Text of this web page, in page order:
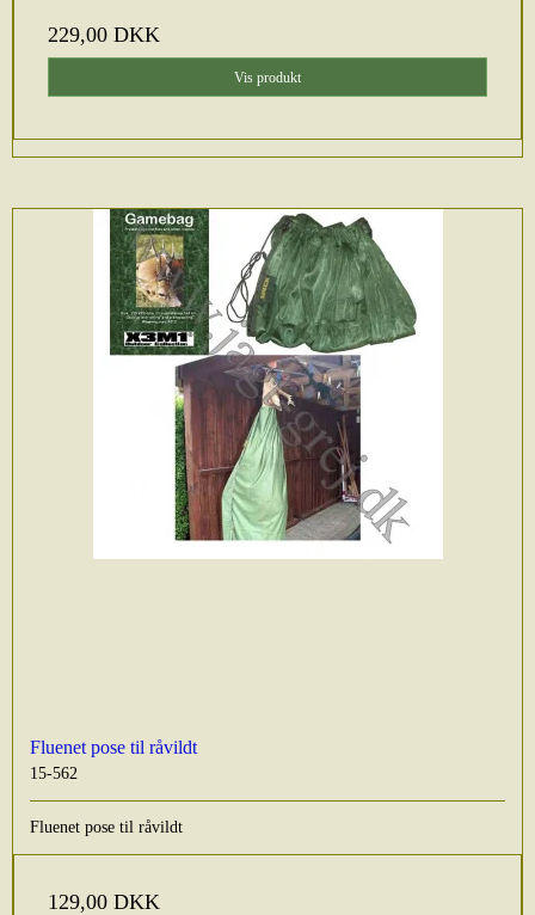
229,00 DKK
Vis produkt
Fluenet pose til råvildt
15-562
Fluenet pose til råvildt
129,00 DKK